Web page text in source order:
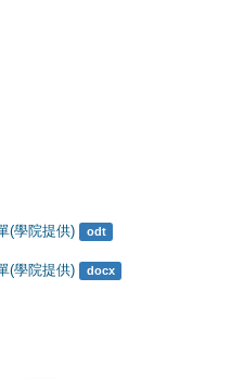
(學院提供) odt
(學院提供) docx